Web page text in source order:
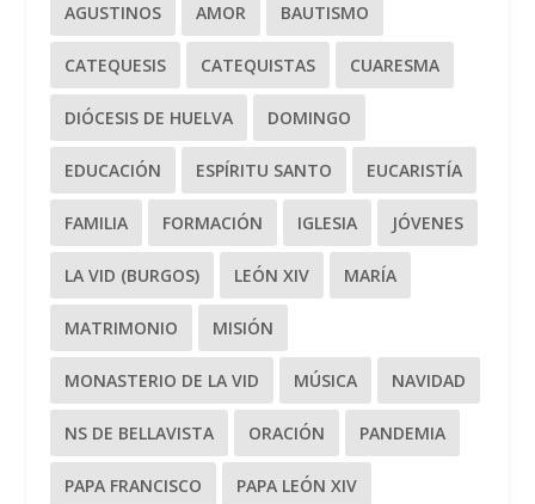
AGUSTINOS AMOR BAUTISMO
CATEQUESIS CATEQUISTAS CUARESMA
DIÓCESIS DE HUELVA DOMINGO
EDUCACIÓN ESPÍRITU SANTO EUCARISTÍA
FAMILIA FORMACIÓN IGLESIA JÓVENES
LA VID (BURGOS) LEÓN XIV MARÍA
MATRIMONIO MISIÓN
MONASTERIO DE LA VID MÚSICA NAVIDAD
NS DE BELLAVISTA ORACIÓN PANDEMIA
PAPA FRANCISCO PAPA LEÓN XIV